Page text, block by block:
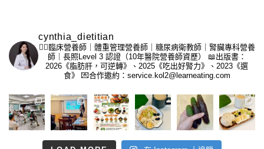
cynthia_dietitian
👩‍⚕️臨床營養師｜體重管理營養師｜糖尿病衛教師｜腎臟專科營養
師｜長照Level 3 認證（10年醫院營養師資歷）
📖出版書：
2026《脂肪肝，可逆轉》、2025《吃出好腎力》、2023《選
食》
💌合作邀約：service.kol2@learneating.com